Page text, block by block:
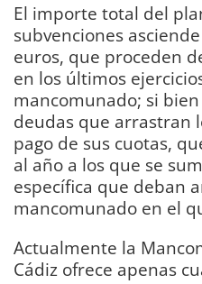
El importe total del
subvenciones
euros, que proceden
en los últimos
mancomunado; si
deudas que arrastran
pago de sus cuotas,
al año a los que se
específica que deban
mancomunado en el
Actualmente la
Cádiz ofrece apenas